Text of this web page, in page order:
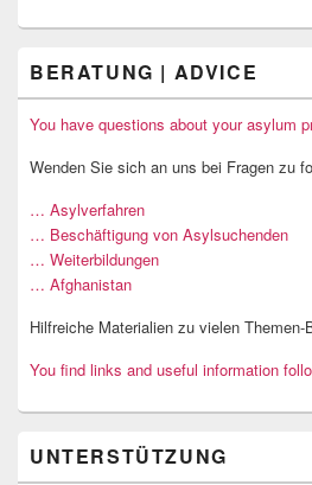
BERATUNG | ADVICE
You have questions about your asylum
Wenden Sie sich an uns bei Fragen zu
… Asylverfahren
… Beschäftigung von Asylsuchenden
… Weiterbildungen
… Afghanistan
Hilfreiche Materialien zu vielen
You find links and useful information
UNTERSTÜTZUNG